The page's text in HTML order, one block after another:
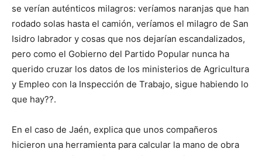
se verían auténticos milagros: veríamos naranjas que han
rodado solas hasta el camión, veríamos el milagro de San
Isidro labrador y cosas que nos dejarían escandalizados,
pero como el Gobierno del Partido Popular nunca ha
querido cruzar los datos de los ministerios de Agricultura
y Empleo con la Inspección de Trabajo, sigue habiendo lo
que hay??.
En el caso de Jaén, explica que unos compañeros
hicieron una herramienta para calcular la mano de obra